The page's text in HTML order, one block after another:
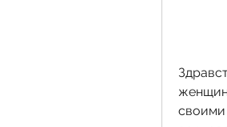
своими